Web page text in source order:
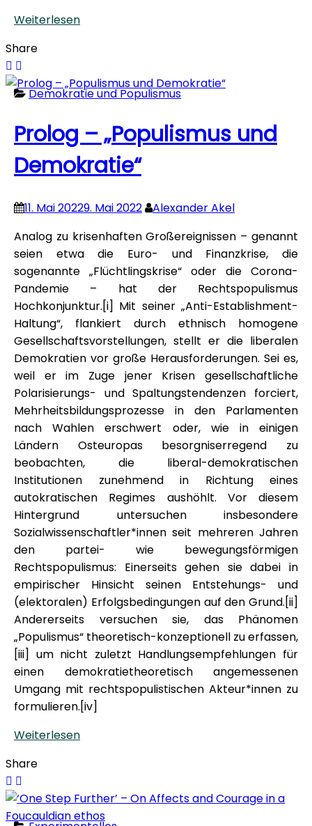
Weiterlesen
Share
Demokratie und Populismus
Prolog – „Populismus und
Demokratie“
11. Mai 20229. Mai 2022
Alexander Akel
Analog zu krisenhaften Großereignissen – genannt
seien etwa die Euro- und Finanzkrise, die
sogenannte „Flüchtlingskrise“ oder die Corona-
Pandemie – hat der Rechtspopulismus
Hochkonjunktur.[i] Mit seiner „Anti-Establishment-
Haltung“, flankiert durch ethnisch homogene
Gesellschaftsvorstellungen, stellt er die liberalen
Demokratien vor große Herausforderungen. Sei es,
weil er im Zuge jener Krisen gesellschaftliche
Polarisierungs- und Spaltungstendenzen forciert,
Mehrheitsbildungsprozesse in den Parlamenten
nach Wahlen erschwert oder, wie in einigen
Ländern Osteuropas besorgniserregend zu
beobachten, die liberal-demokratischen
Institutionen zunehmend in Richtung eines
autokratischen Regimes aushöhlt. Vor diesem
Hintergrund untersuchen insbesondere
Sozialwissenschaftler*innen seit mehreren Jahren
den partei- wie bewegungsförmigen
Rechtspopulismus: Einerseits gehen sie dabei in
empirischer Hinsicht seinen Entstehungs- und
(elektoralen) Erfolgsbedingungen auf den Grund.[ii]
Andererseits versuchen sie, das Phänomen
„Populismus“ theoretisch-konzeptionell zu erfassen,
[iii] um nicht zuletzt Handlungsempfehlungen für
einen demokratietheoretisch angemessenen
Umgang mit rechtspopulistischen Akteur*innen zu
formulieren.[iv]
Weiterlesen
Share